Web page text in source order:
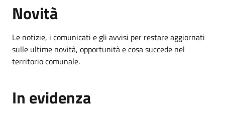
Novità
Le notizie, i comunicati e gli avvisi per restare aggiornati
sulle ultime novità, opportunità e cosa succede nel
territorio comunale.
In evidenza